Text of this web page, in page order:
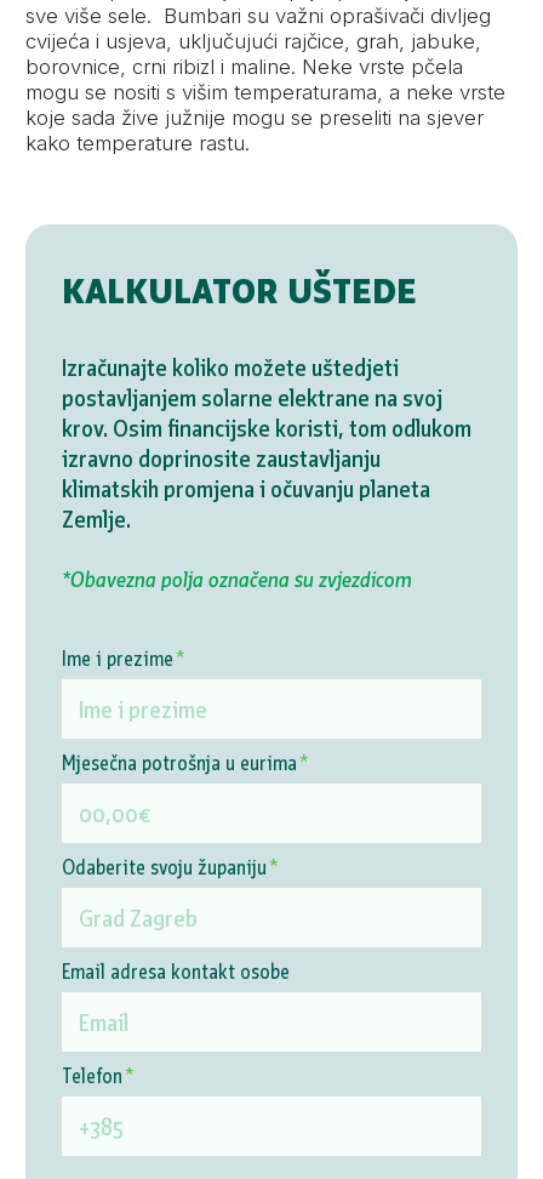
sve više sele. Bumbari su važni oprašivači divljeg
cvijeća i usjeva, uključujući rajčice, grah, jabuke,
borovnice, crni ribizl i maline. Neke vrste pčela
mogu se nositi s višim temperaturama, a neke vrste
koje sada žive južnije mogu se preseliti na sjever
kako temperature rastu.